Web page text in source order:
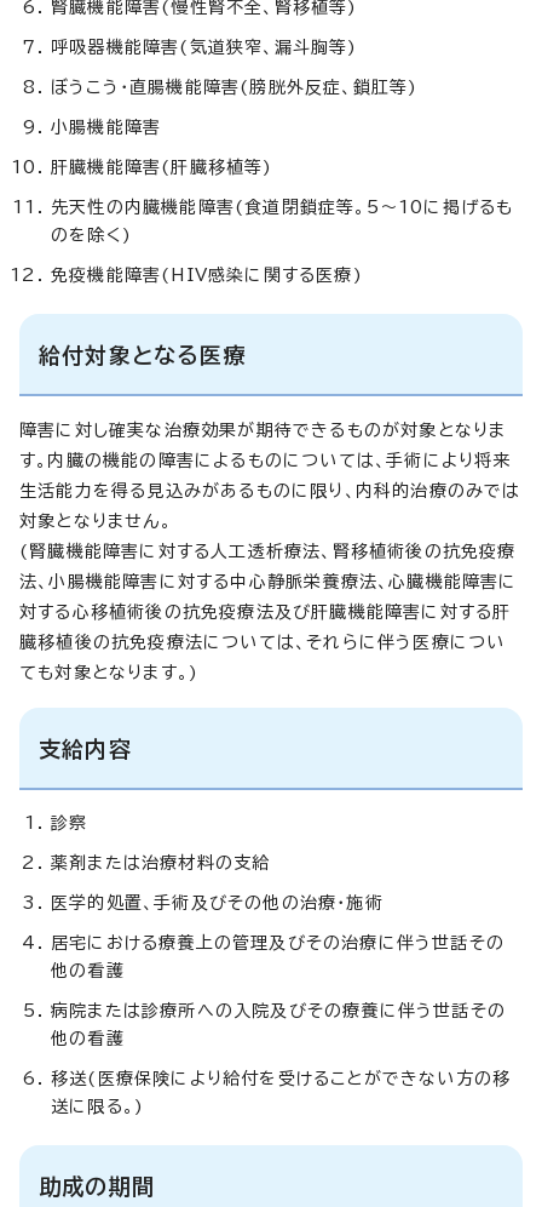
腎臓機能障害(慢性腎不全、腎移植等)
呼吸器機能障害(気道狭窄、漏斗胸等)
ぼうこう・直腸機能障害(膀胱外反症、鎖肛等)
小腸機能障害
肝臓機能障害(肝臓移植等)
先天性の内臓機能障害(食道閉鎖症等。5～10に掲げるも
のを除く)
免疫機能障害(HIV感染に関する医療)
給付対象となる医療
障害に対し確実な治療効果が期待できるものが対象となりま
す。内臓の機能の障害によるものについては、手術により将来
生活能力を得る見込みがあるものに限り、内科的治療のみでは
対象となりません。
(腎臓機能障害に対する人工透析療法、腎移植術後の抗免疫療
法、小腸機能障害に対する中心静脈栄養療法、心臓機能障害に
対する心移植術後の抗免疫療法及び肝臓機能障害に対する肝
臓移植後の抗免疫療法については、それらに伴う医療につい
ても対象となります。)
支給内容
診察
薬剤または治療材料の支給
医学的処置、手術及びその他の治療・施術
居宅における療養上の管理及びその治療に伴う世話その
他の看護
病院または診療所への入院及びその療養に伴う世話その
他の看護
移送(医療保険により給付を受けることができない方の移
送に限る。)
助成の期間